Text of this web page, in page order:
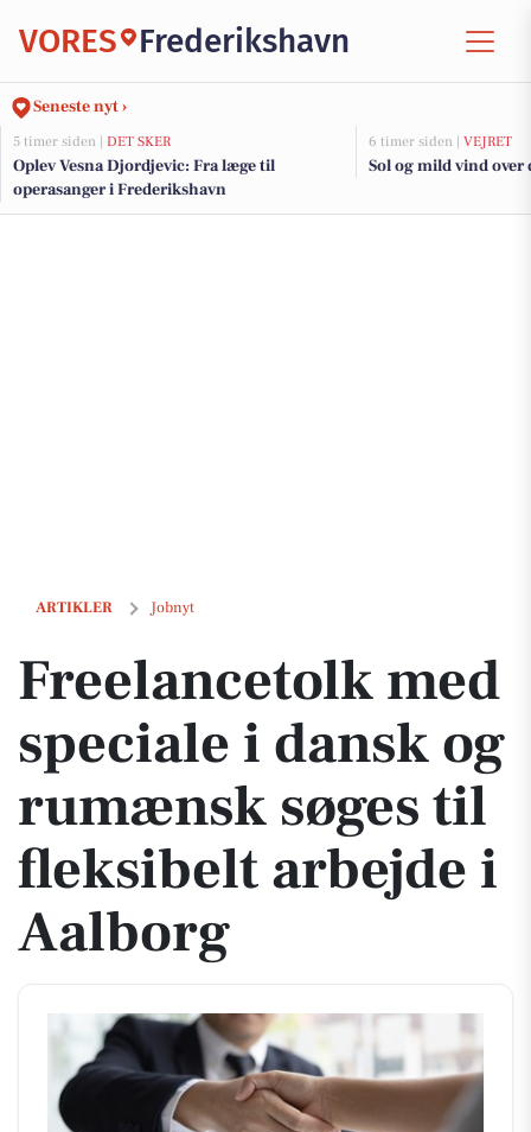
VORES Frederikshavn
Seneste nyt ›
5 timer siden | DET SKER
Oplev Vesna Djordjevic: Fra læge til
operasanger i Frederikshavn
6 timer siden | VEJRET
Sol og mild vind over
ARTIKLER Jobnyt
Freelancetolk med speciale i dansk og rumænsk søges til fleksibelt
Freelancetolk med
speciale i dansk og
rumænsk søges til
fleksibelt arbejde i
Aalborg